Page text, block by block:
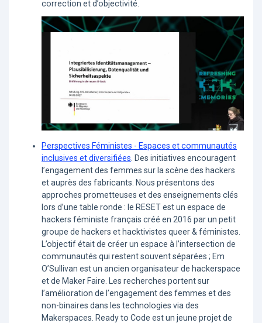
correction et d’objectivité.
Perspectives Féministes - Espaces et communautés
inclusives et diversifiées . Des initiatives encouragent
l’engagement des femmes sur la scène des hackers
et auprès des fabricants. Nous présentons des
approches prometteuses et des enseignements clés
lors d’une table ronde : le RESET est un espace de
hackers féministe français créé en 2016 par un petit
groupe de hackers et hacktivistes queer & féministes.
L’objectif était de créer un espace à l’intersection de
communautés qui restent souvent séparées ; Em
O’Sullivan est un ancien organisateur de hackerspace
et de Maker Faire. Les recherches portent sur
l’amélioration de l’engagement des femmes et des
non-binaires dans les technologies via des
Makerspaces. Ready to Code est un jeune projet de